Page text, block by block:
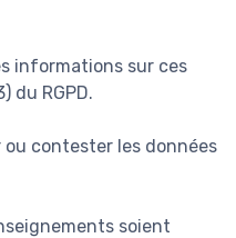
informations sur ces
du RGPD.
ou contester les données
soient